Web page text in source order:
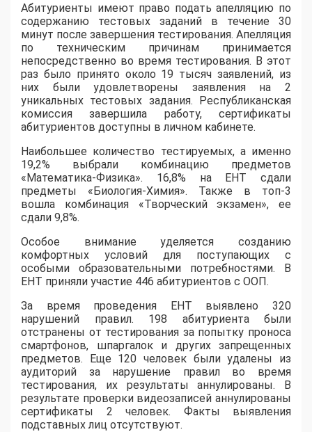
Абитуриенты имеют право подать апелляцию по
содержанию тестовых заданий в течение 30
минут после завершения тестирования. Апелляция
по техническим причинам принимается
непосредственно во время тестирования. В этот
раз было принято около 19 тысяч заявлений, из
них были удовлетворены заявления на 2
уникальных тестовых задания. Республиканская
комиссия завершила работу, сертификаты
абитуриентов доступны в личном кабинете.
Наибольшее количество тестируемых, а именно
19,2% выбрали комбинацию предметов
«Математика-Физика». 16,8% на ЕНТ сдали
предметы «Биология-Химия». Также в топ-3
вошла комбинация «Творческий экзамен», ее
сдали 9,8%.
Особое внимание уделяется созданию
комфортных условий для поступающих с
особыми образовательными потребностями. В
ЕНТ приняли участие 446 абитуриентов с ООП.
За время проведения ЕНТ выявлено 320
нарушений правил. 198 абитуриента были
отстранены от тестирования за попытку проноса
смартфонов, шпаргалок и других запрещенных
предметов. Еще 120 человек были удалены из
аудиторий за нарушение правил во время
тестирования, их результаты аннулированы. В
результате проверки видеозаписей аннулированы
сертификаты 2 человек. Факты выявления
подставных лиц отсутствуют.